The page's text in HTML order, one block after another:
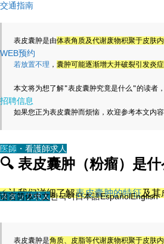
交通指南
WEB预约
招聘信息
医師・看護師求人
スタッフ求人
其他
语言简体中文한국어日本語EspañolEnglish
表皮囊肿是由体表角质及代谢废物积聚于皮肤
若放置不理 ， 囊肿可能逐渐增大并破裂引发炎症
本文将为想了解"表皮囊肿究竟是什么"的读者
如果您正为表皮囊肿而烦恼，欢迎参考本文内容
🔍 表皮囊肿（粉瘤）是
⚡ 让我们详细了解表皮囊肿的特征及其
表皮囊肿是角质、皮脂等代谢废物积聚于皮肤